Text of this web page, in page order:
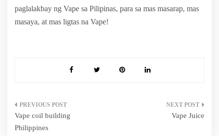
paglalakbay ng Vape sa Pilipinas, para sa mas masarap, mas
masaya, at mas ligtas na Vape!
Post
navigation
Vape coil building
Philippines
Vape Juice